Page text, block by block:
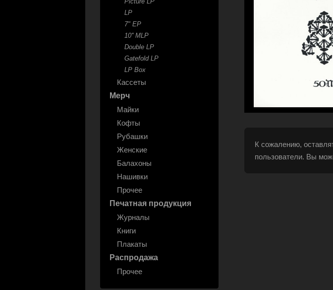
LP
7" EP
10'' MLP
Double LP
Gatefold LP
LP Box
Кассеты
Мерч
Майки
Кофты
Рубашки
Женские
Балахоны
Нашивки
Прочее
Печатная продукция
Журналы
Книги
Плакаты
Распродажа
Прочее
К сожалению,
пользователи. Вы